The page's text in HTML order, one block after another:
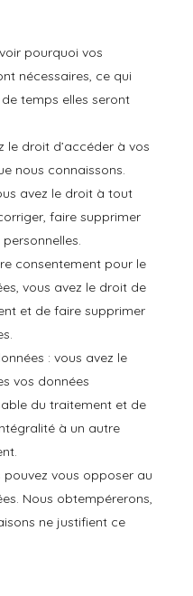
pourquoi vos
nécessaires, ce qui
temps elles seront
le droit d’accéder à vos
nous connaissons.
avez le droit à tout
faire supprimer
consentement pour le
vous avez le droit de
et de faire supprimer
: vous avez le
vos données
du traitement et de
à un autre
pouvez vous opposer au
Nous obtempérerons,
ne justifient ce